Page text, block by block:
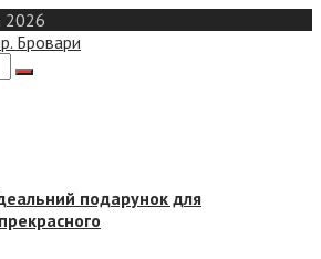
2026
подарунок для